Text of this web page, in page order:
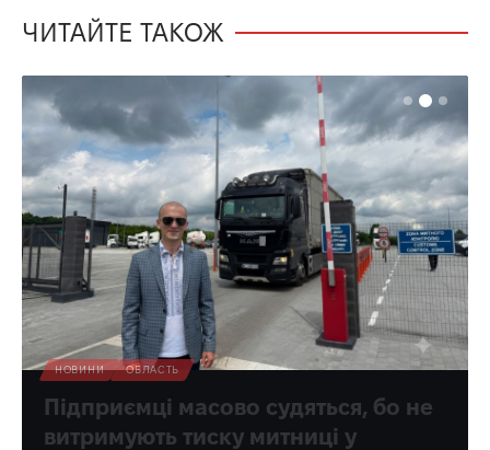
ЧИТАЙТЕ ТАКОЖ
НОВИНИ ОБЛАСТЬ
Підприємці масово судяться, бо не
витримують тиску митниці у